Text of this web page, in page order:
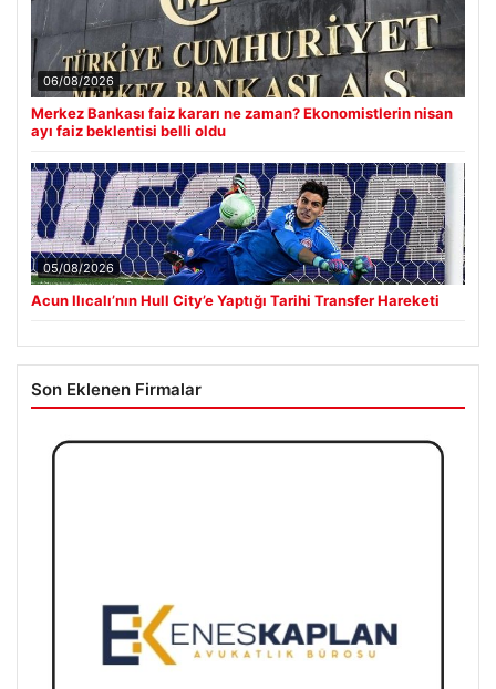
06/08/2026
Merkez Bankası faiz kararı ne zaman? Ekonomistlerin nisan
ayı faiz beklentisi belli oldu
05/08/2026
Acun Ilıcalı’nın Hull City’e Yaptığı Tarihi Transfer Hareketi
Son Eklenen Firmalar